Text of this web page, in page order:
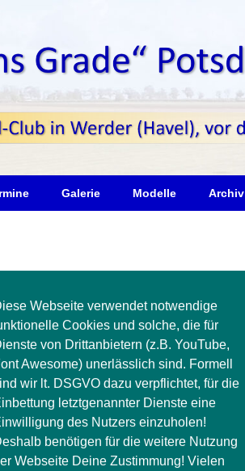
Galerie Modelle Archiv
Webseite verwendet notwendige
Cookies und solche, die für
von Drittanbietern (z.B. YouTube,
Awesome) unerlässlich sind. Formell
wir lt. DSGVO dazu verpflichtet, für die
letztgenannter Dienste eine
des Nutzers einzuholen!
benötigen für die weitere Nutzung
Webseite Deine Zustimmung! Vielen